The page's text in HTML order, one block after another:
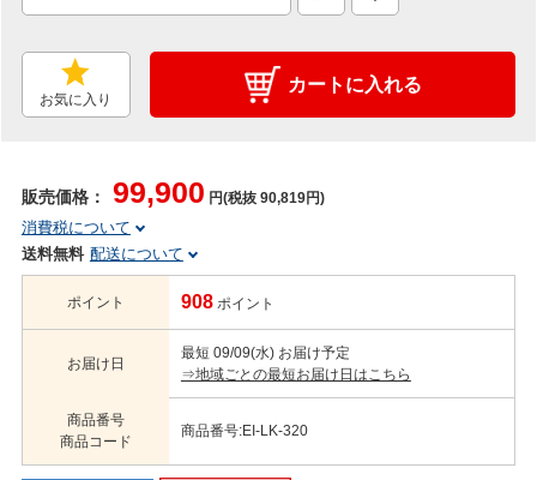
お気に入り
カートに入れる
販売価格： 99,900 円(税抜 90,819円)
消費税について
送料無料 配送について
ポイント 908 ポイント
お届け日
最短 09/09(水) お届け予定
⇒地域ごとの最短お届け日はこちら
商品番号
商品コード
商品番号:EI-LK-320